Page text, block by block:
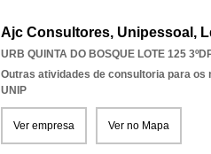
Ajc Consultores, Unipessoal,
URB QUINTA DO BOSQUE LOTE 125
Outras atividades de consultoria para os
UNIP
Ver empresa Ver no Mapa